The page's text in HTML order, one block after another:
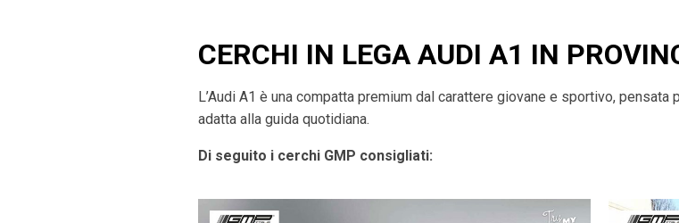
CERCHI IN LEGA AUDI A1 IN
L’Audi A1 è una compatta premium dal carattere giovane e sportivo, pensata
adatta alla guida quotidiana.
Di seguito i cerchi GMP consigliati: